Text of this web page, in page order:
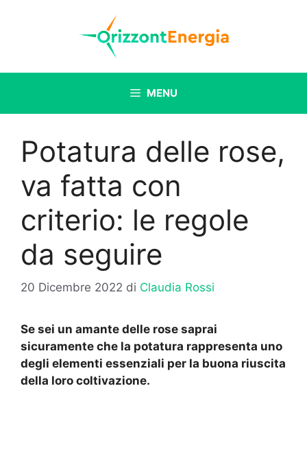
MENU
Potatura delle rose,
va fatta con
criterio: le regole
da seguire
20 Dicembre 2022 di Claudia Rossi
Se sei un amante delle rose saprai
sicuramente che la potatura rappresenta uno
degli elementi essenziali per la buona riuscita
della loro coltivazione.